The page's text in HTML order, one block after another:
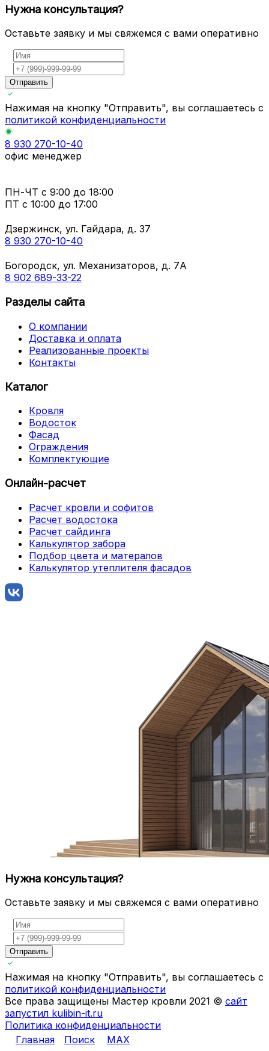
Нужна консультация?
Оставьте заявку и мы свяжемся с вами оперативно
Отправить
Нажимая на кнопку "Отправить", вы соглашаетесь с
политикой конфиденциальности
8 930 270-10-40
офис менеджер
ПН-ЧТ с 9:00 до 18:00
ПТ с 10:00 до 17:00
Дзержинск, ул. Гайдара, д. 37
8 930 270-10-40
Богородск, ул. Механизаторов, д. 7А
8 902 689-33-22
Разделы сайта
О компании
Доставка и оплата
Реализованные проекты
Контакты
Каталог
Кровля
Водосток
Фасад
Ограждения
Комплектующие
Онлайн-расчет
Расчет кровли и софитов
Расчет водостока
Расчет сайдинга
Калькулятор забора
Подбор цвета и матералов
Калькулятор утеплителя фасадов
Нужна консультация?
Оставьте заявку и мы свяжемся с вами оперативно
Отправить
Нажимая на кнопку "Отправить", вы соглашаетесь с
политикой конфиденциальности
Все права защищены Мастер кровли 2021 © сайт
запустил kulibin-it.ru
Политика конфиденциальности
Главная
Поиск MAX